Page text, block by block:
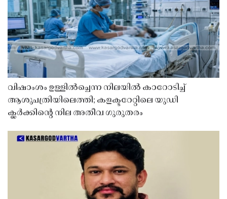
വിഷാംശം ഉള്ളിൽച്ചെന്ന നിലയിൽ കാറോടിച്ച്
ആശുപത്രിയിലെത്തി; കളക്ടറേറ്റിലെ യുഡി
ക്ലർക്കിൻ്റെ നില അതീവ ഗുരുതരം